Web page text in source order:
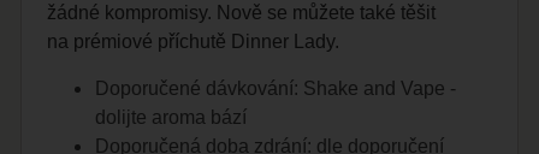
žádné kompromisy. Nově se můžete také těšit
na prémiové příchutě Dinner Lady.
Doporučené dávkování: Shake and Vape -
dolijte aroma bází
Doporučená doba zdrání: dle doporučení